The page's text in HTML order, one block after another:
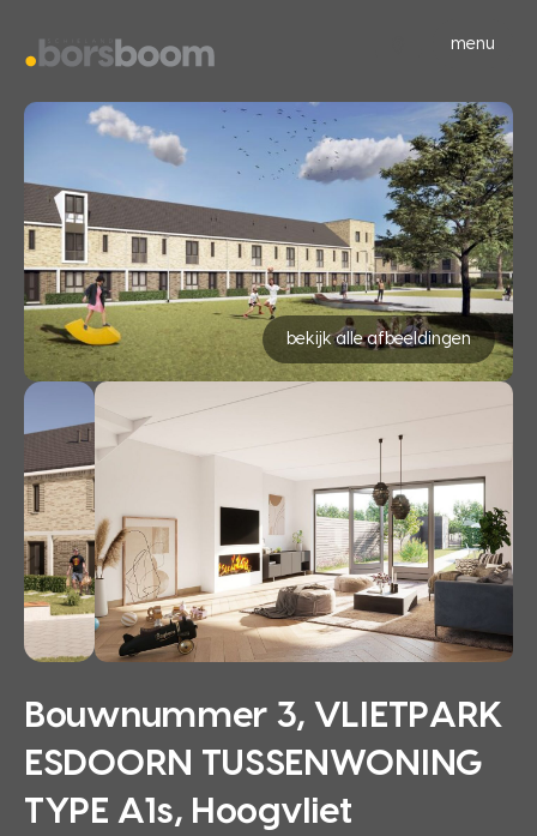
menu
bekijk alle afbeeldingen
Bouwnummer 3, VLIETPARK
ESDOORN TUSSENWONING
TYPE A1s, Hoogvliet